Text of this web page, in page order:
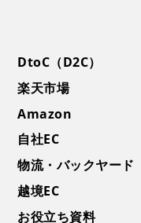
DtoC（D2C）
楽天市場
Amazon
自社EC
物流・バックヤード
越境EC
お役立ち資料